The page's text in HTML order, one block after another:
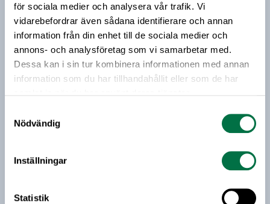
för sociala medier och analysera vår trafik. Vi
vidarebefordrar även sådana identifierare och annan
information från din enhet till de sociala medier och
annons- och analysföretag som vi samarbetar med.
Dessa kan i sin tur kombinera informationen med annan
information som du har tillhandahållit eller som de har
Nödvändig
Inställningar
Statistik
livsmedelsföretagande och den svenska
livsmedelsbranschen. När du anmäler dig till vårt
nyhetsbrev godkänner du Livsmedelsföretagens
hantering av personuppgifter.
Jag vill få relevant information från Livsmedelsföretagen
sälja min personliga information. Jag kan när som helst
avsluta prenumerationen.